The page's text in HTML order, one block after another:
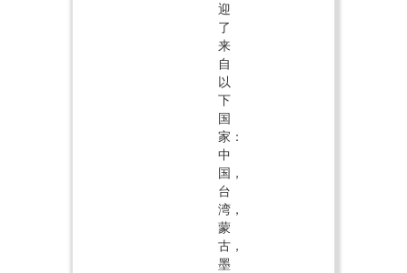
迎
了
来
自
以
下
国
家：
中
国，
台
湾，
蒙
古，
墨